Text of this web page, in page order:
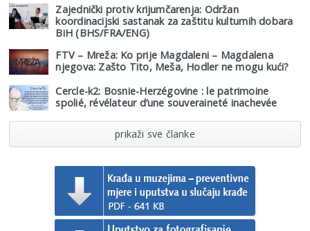
Zajednički protiv krijumčarenja: Održan
koordinacijski sastanak za zaštitu kulturnih dobara
BiH (BHS/FRA/ENG)
FTV – Mreža: Ko prije Magdaleni – Magdalena
njegova: Zašto Tito, Meša, Hodler ne mogu kući?
Cercle-k2: Bosnie-Herzégovine : le patrimoine
spolié, révélateur d’une souveraineté inachevée
prikaži sve članke